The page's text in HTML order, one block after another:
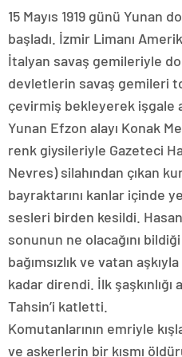
15 Mayıs 1919 günü Yunan
başladı. İzmir Limanı
İtalyan savaş gemileriyle
devletlerin savaş gemileri
çevirmiş bekleyerek işgale
Yunan Efzon alayı Konak
renk giysileriyle Gazeteci
Nevres) silahından çıkan
bayraktarını kanlar içinde
sesleri birden kesildi.
sonunun ne olacağını
bağımsızlık ve vatan
kadar direndi. İlk şaşkınlığı
Tahsin’i katletti.
Komutanlarının emriyle
ve askerlerin bir kısmı